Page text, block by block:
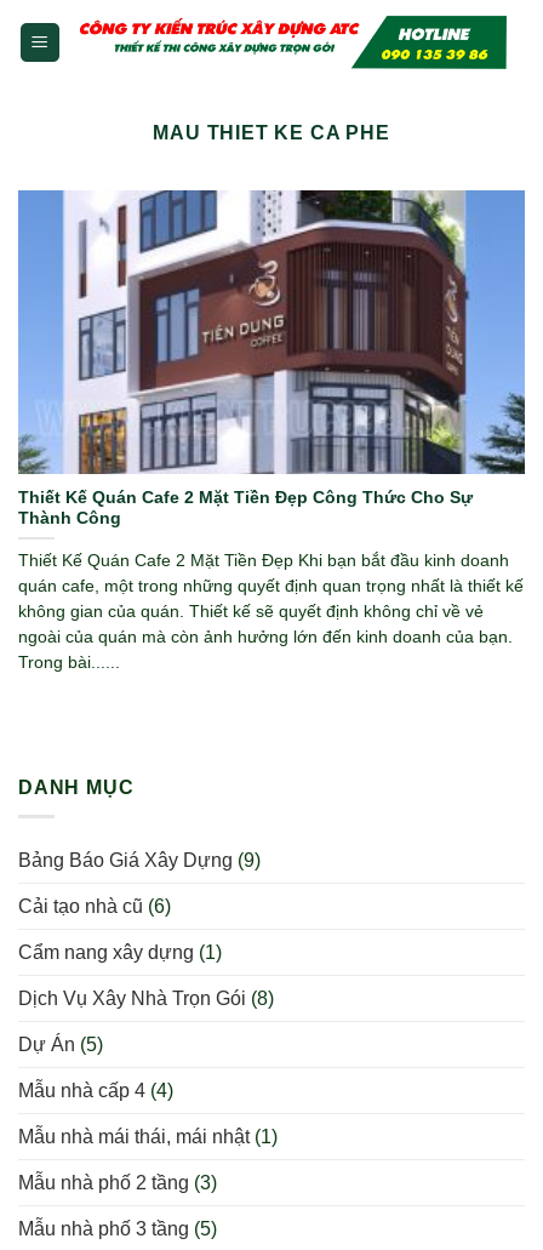
MAU THIET KE CA PHE
Thiết Kế Quán Cafe 2 Mặt Tiền Đẹp Công Thức Cho Sự
Thành Công
Thiết Kế Quán Cafe 2 Mặt Tiền Đẹp Khi bạn bắt đầu kinh doanh
quán cafe, một trong những quyết định quan trọng nhất là thiết kế
không gian của quán. Thiết kế sẽ quyết định không chỉ về vẻ
ngoài của quán mà còn ảnh hưởng lớn đến kinh doanh của bạn.
Trong bài......
DANH MỤC
Bảng Báo Giá Xây Dựng (9)
Cải tạo nhà cũ (6)
Cẩm nang xây dựng (1)
Dịch Vụ Xây Nhà Trọn Gói (8)
Dự Án (5)
Mẫu nhà cấp 4 (4)
Mẫu nhà mái thái, mái nhật(1)
Mẫu nhà phố 2 tầng (3)
Mẫu nhà phố 3 tầng (5)